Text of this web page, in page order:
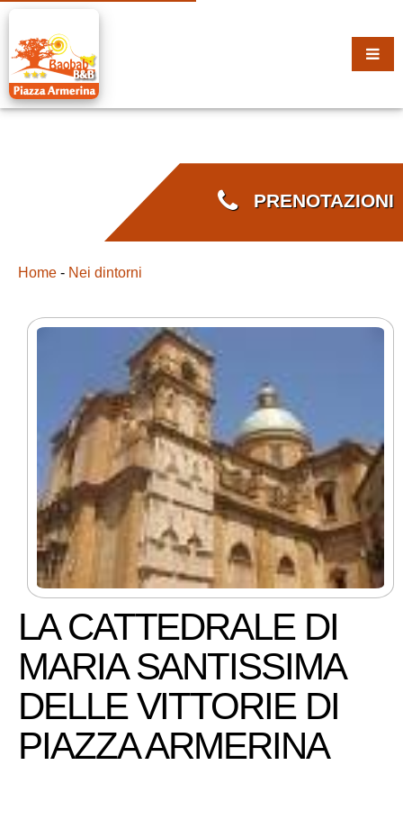
PRENOTAZIONI
Home - Nei dintorni
LA CATTEDRALE DI
MARIA SANTISSIMA
DELLE VITTORIE DI
PIAZZA ARMERINA